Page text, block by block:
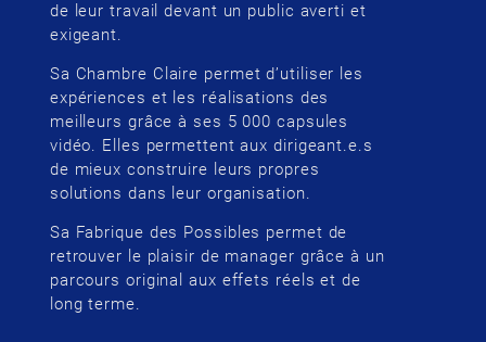
de leur travail devant un public averti et
exigeant.
Sa Chambre Claire permet d’utiliser les
expériences et les réalisations des
meilleurs grâce à ses 5 000 capsules
vidéo. Elles permettent aux dirigeant.e.s
de mieux construire leurs propres
solutions dans leur organisation.
Sa Fabrique des Possibles permet de
retrouver le plaisir de manager grâce à un
parcours original aux effets réels et de
long terme.